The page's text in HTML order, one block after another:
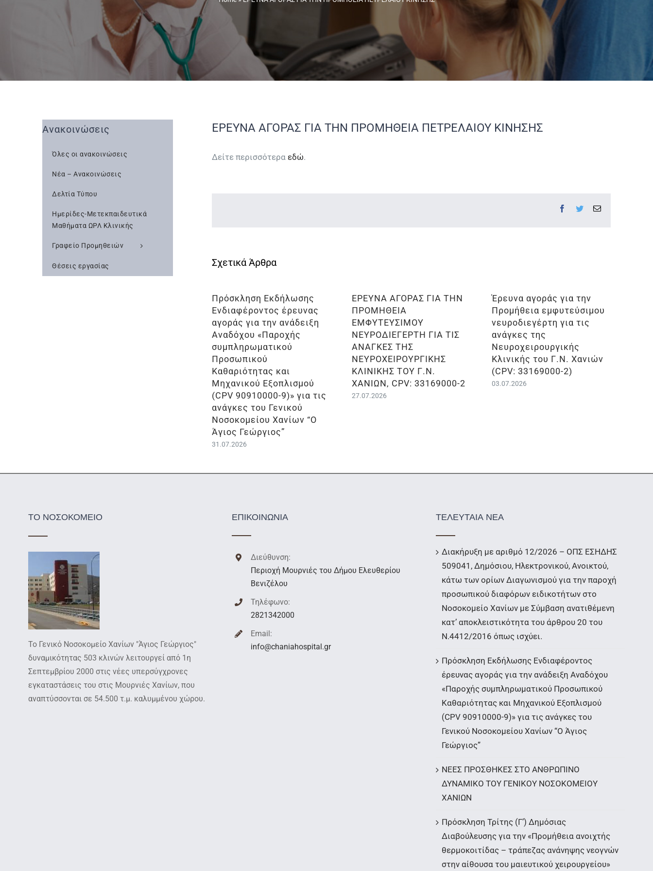
ΕΡΕΥΝΑ ΑΓΟΡΑΣ ΓΙΑ ΤΗΝ ΠΡΟΜΗΘΕΙΑ ΠΕΤΡΕΛΑΙΟΥ ΚΙΝΗΣΗΣ
Δείτε περισσότεραεδώ.
Facebook
TwitterEmail
Πρόσκληση Εκδήλωσης
Ενδιαφέροντος έρευνας
αγοράς για την ανάδειξη
Αναδόχου «Παροχής
συμπληρωματικού
Προσωπικού
Καθαριότητας και
Μηχανικού Εξοπλισμού
(CPV 90910000-9)» για τις
ανάγκες του Γενικού
Νοσοκομείου Χανίων “Ο
Άγιος Γεώργιος”
31.07.2026
ΕΡΕΥΝΑ ΑΓΟΡΑΣ ΓΙΑ ΤΗΝ
ΠΡΟΜΗΘΕΙΑ
ΕΜΦΥΤΕΥΣΙΜΟΥ
ΝΕΥΡΟΔΙΕΓΕΡΤΗ ΓΙΑ ΤΙΣ
ΑΝΑΓΚΕΣ ΤΗΣ
ΝΕΥΡΟΧΕΙΡΟΥΡΓΙΚΗΣ
ΚΛΙΝΙΚΗΣ ΤΟΥ Γ.Ν.
ΧΑΝΙΩΝ, CPV: 33169000-2
27.07.2026
Έρευνα αγοράς για την
Προμήθεια εμφυτεύσιμου
νευροδιεγέρτη για τις
ανάγκες της
Νευροχειρουργικής
Κλινικής του Γ.Ν. Χανιών
(CPV: 33169000-2)
03.07.2026
Ανακοινώσεις
Όλες οι ανακοινώσεις
Νέα – Ανακοινώσεις
Δελτία Τύπου
Ημερίδες-Μετεκπαιδευτικά
Μαθήματα ΩΡΛ Κλινικής
Γραφείο Προμηθειών
Θέσεις εργασίας
ΤΟ ΝΟΣΟΚΟΜΕΙΟ
Το Γενικό Νοσοκομείο Χανίων "Άγιος Γεώργιος"
δυναμικότητας 503 κλινών λειτουργεί από 1η
Σεπτεμβρίου 2000 στις νέες υπερσύγχρονες
εγκαταστάσεις του στις Μουρνιές Χανίων, που
αναπτύσσονται σε 54.500 τ.μ. καλυμμένου χώρου.
ΕΠΙΚΟΙΝΩΝΙΑ
Διεύθυνση:
Περιοχή Μουρνιές του Δήμου Ελευθερίου
Βενιζέλου
Τηλέφωνο:
2821342000
Email:
info@chaniahospital.gr
ΤΕΛΕΥΤΑΙΑ ΝΕΑ
Διακήρυξη με αριθμό 12/2026 – ΟΠΣ ΕΣΗΔΗΣ
509041, Δημόσιου, Ηλεκτρονικού, Ανοικτού,
κάτω των ορίων Διαγωνισμού για την παροχή
προσωπικού διαφόρων ειδικοτήτων στο
Νοσοκομείο Χανίων με Σύμβαση ανατιθέμενη
κατ’ αποκλειστικότητα του άρθρου 20 του
Ν.4412/2016 όπως ισχύει.
Πρόσκληση Εκδήλωσης Ενδιαφέροντος
έρευνας αγοράς για την ανάδειξη Αναδόχου
«Παροχής συμπληρωματικού Προσωπικού
Καθαριότητας και Μηχανικού Εξοπλισμού
(CPV 90910000-9)» για τις ανάγκες του
Γενικού Νοσοκομείου Χανίων “Ο Άγιος
Γεώργιος”
ΝΕΕΣ ΠΡΟΣΘΗΚΕΣ ΣΤΟ ΑΝΘΡΩΠΙΝΟ
ΔΥΝΑΜΙΚΟ ΤΟΥ ΓΕΝΙΚΟΥ ΝΟΣΟΚΟΜΕΙΟΥ
ΧΑΝΙΩΝ
Πρόσκληση Τρίτης (Γ’) Δημόσιας
Διαβούλευσης για την «Προμήθεια ανοιχτής
θερμοκοιτίδας – τράπεζας ανάνηψης νεογνών
στην αίθουσα του μαιευτικού χειρουργείου»